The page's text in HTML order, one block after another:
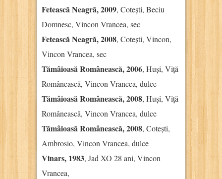
Fetească Neagră, 2009, Cotești, Beciu
Domnesc, Vincon Vrancea, sec
Fetească Neagră, 2008, Cotești, Vincon,
Vincon Vrancea, sec
Tămâioasă Românească, 2006, Huși, Viță
Românească, Vincon Vrancea, dulce
Tămâioasă Românească, 2008, Huși, Viță
Românească, Vincon Vrancea, dulce
Tămâioasă Românească, 2008, Cotești,
Ambrosio, Vincon Vrancea, dulce
Vinars, 1983, Jad XO 28 ani, Vincon
Vrancea,